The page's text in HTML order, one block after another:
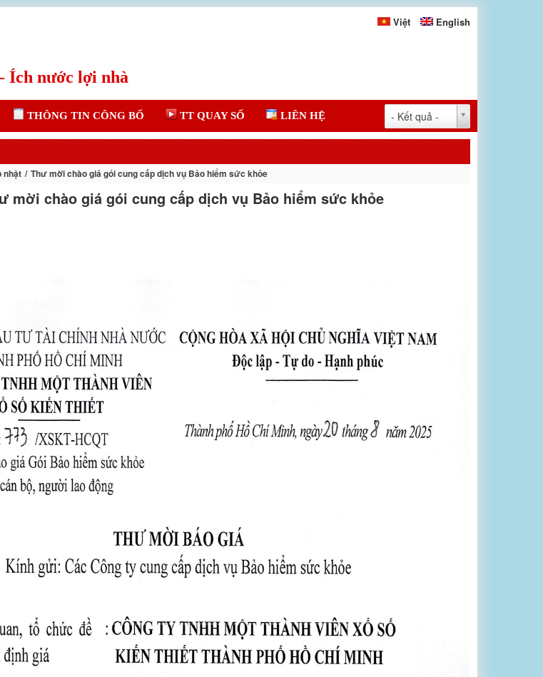
Việt English
THÔNG TIN CÔNG BỐ TT QUAY SỐ LIÊN HỆ - Kết quả -
nhật Thư mời chào giá gói cung cấp dịch vụ Bảo hiểm sức khỏe
mời chào giá gói cung cấp dịch vụ Bảo hiểm sức khỏe